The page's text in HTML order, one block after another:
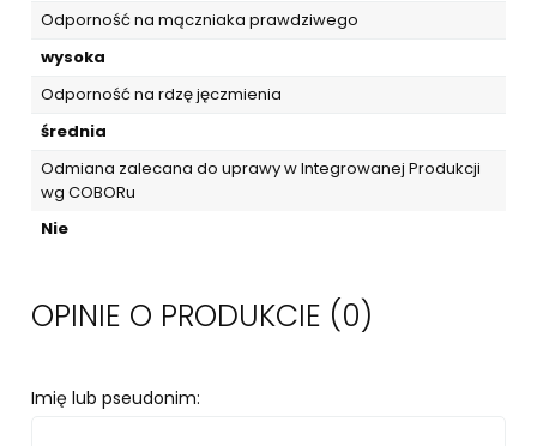
Odporność na mączniaka prawdziwego
wysoka
Odporność na rdzę jęczmienia
średnia
Odmiana zalecana do uprawy w Integrowanej Produkcji
wg COBORu
Nie
OPINIE O PRODUKCIE (0)
Imię lub pseudonim: